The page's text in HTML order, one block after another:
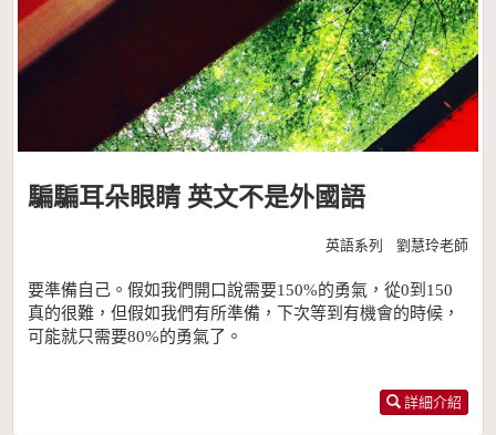
騙騙耳朵眼睛 英文不是外國語
英語系列 劉慧玲老師
要準備自己。假如我們開口說需要150%的勇氣，從0到150
真的很難，但假如我們有所準備，下次等到有機會的時候，
可能就只需要80%的勇氣了。
詳細介紹